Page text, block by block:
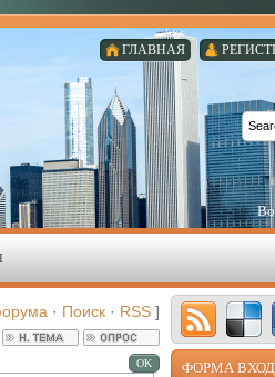
ГЛАВНАЯ
· Поиск · RSS ]
ФОРМА